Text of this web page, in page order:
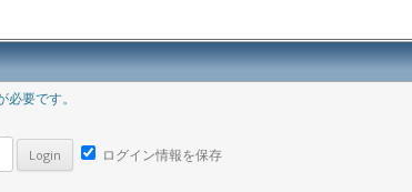
必要です。
ログイン情報を保存